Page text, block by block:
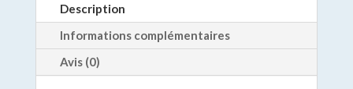
Description
Informations complémentaires
Avis (0)